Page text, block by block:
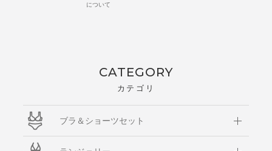
について
CATEGORY
カテゴリ
ブラ＆ショーツセット